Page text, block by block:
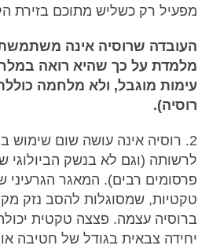
מפעיל רק כשליש מתוכם בזירת
העובדה שרוסיה אינה
מלמדת על כך שהיא רואה
עימות מוגבל, ולא מלחמה
רוסיה).
2. רוסיה אינה עושה שום שימוש
לרשותה (וגם לא בנשק הביולוגי
פרסומים רבים). המאגר הגרעיני
טקטיות, שמסוגלות להסב נזק
ברוסיה עצמה. פצצה טקטית
יחידה צבאית בגודל של חטיבה או